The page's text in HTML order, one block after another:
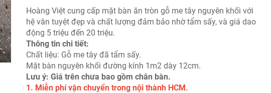
Hoàng Việt cung cấp mặt bàn ăn tròn gỗ me tây nguyên khối với
hệ vân tuyệt đẹp và chất lượng đảm bảo nhờ tẩm sấy, và giá dao
động 5 triệu đến 20 triệu.
Thông tin chi tiết:
Chất liệu: Gỗ me tây đã tẩm sấy.
Mặt bàn nguyên khối đường kính 1m2 dày 12cm.
Lưu ý: Giá trên chưa bao gồm chân bàn.
1. Miễn phí vận chuyển trong nội thành HCM.